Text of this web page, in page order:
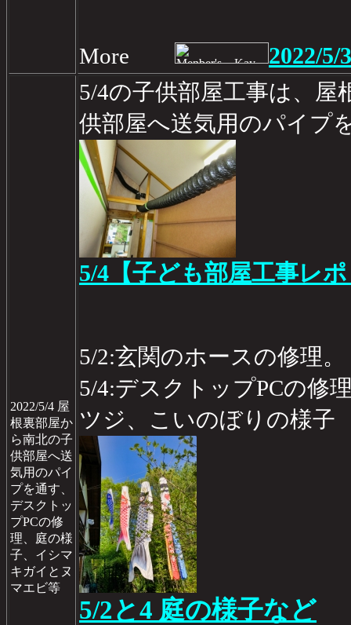
More 2022/5/3
2022/5/4 屋
根裏部屋か
ら南北の子
供部屋へ送
気用のパイ
プを通す、
デスクトッ
プPCの修
理、庭の様
子、イシマ
キガイとヌ
マエビ等
5/4の子供部屋工事は、屋
供部屋へ送気用のパイプ
5/4【子ども部屋工事レポ
5/2:玄関のホースの修理。
5/4:デスクトップPCの修
ツジ、こいのぼりの様子
5/2と4 庭の様子など